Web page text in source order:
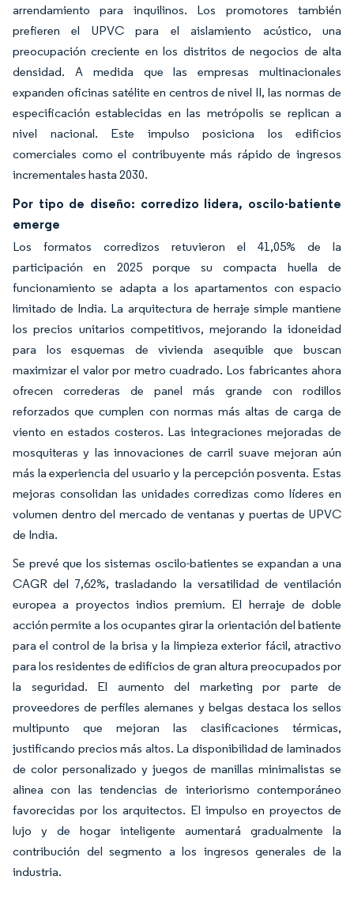
arrendamiento para inquilinos. Los promotores también
prefieren el UPVC para el aislamiento acústico, una
preocupación creciente en los distritos de negocios de alta
densidad. A medida que las empresas multinacionales
expanden oficinas satélite en centros de nivel II, las normas de
especificación establecidas en las metrópolis se replican a
nivel nacional. Este impulso posiciona los edificios
comerciales como el contribuyente más rápido de ingresos
incrementales hasta 2030.
Por tipo de diseño: corredizo lidera, oscilo-batiente
emerge
Los formatos corredizos retuvieron el 41,05% de la
participación en 2025 porque su compacta huella de
funcionamiento se adapta a los apartamentos con espacio
limitado de India. La arquitectura de herraje simple mantiene
los precios unitarios competitivos, mejorando la idoneidad
para los esquemas de vivienda asequible que buscan
maximizar el valor por metro cuadrado. Los fabricantes ahora
ofrecen correderas de panel más grande con rodillos
reforzados que cumplen con normas más altas de carga de
viento en estados costeros. Las integraciones mejoradas de
mosquiteras y las innovaciones de carril suave mejoran aún
más la experiencia del usuario y la percepción posventa. Estas
mejoras consolidan las unidades corredizas como líderes en
volumen dentro del mercado de ventanas y puertas de UPVC
de India.
Se prevé que los sistemas oscilo-batientes se expandan a una
CAGR del 7,62%, trasladando la versatilidad de ventilación
europea a proyectos indios premium. El herraje de doble
acción permite a los ocupantes girar la orientación del batiente
para el control de la brisa y la limpieza exterior fácil, atractivo
para los residentes de edificios de gran altura preocupados por
la seguridad. El aumento del marketing por parte de
proveedores de perfiles alemanes y belgas destaca los sellos
multipunto que mejoran las clasificaciones térmicas,
justificando precios más altos. La disponibilidad de laminados
de color personalizado y juegos de manillas minimalistas se
alinea con las tendencias de interiorismo contemporáneo
favorecidas por los arquitectos. El impulso en proyectos de
lujo y de hogar inteligente aumentará gradualmente la
contribución del segmento a los ingresos generales de la
industria.